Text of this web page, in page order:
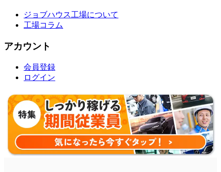
ジョブハウス工場について
工場コラム
アカウント
会員登録
ログイン